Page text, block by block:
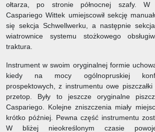
ołtarza, po stronie północnej szafy. W
Caspariego Wittek umiejscowił sekcję
się sekcja Schwellwerku, a następnie
wiatrownice systemu stożkowego
traktura.
Instrument w swoim oryginalnej formie
kiedy na mocy ogólnopruskiej
prospektowych, z instrumentu owe
przetop. Były to jeszcze oryginalne
Caspariego. Kolejne zniszczenia miały
krótko później. Pewna część instrumentu
W bliżej nieokreślonym czasie